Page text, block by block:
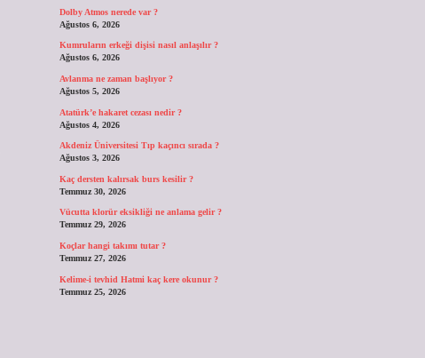
Dolby Atmos nerede var ?
Ağustos 6, 2026
Kumruların erkeği dişisi nasıl anlaşılır ?
Ağustos 6, 2026
Avlanma ne zaman başlıyor ?
Ağustos 5, 2026
Atatürk’e hakaret cezası nedir ?
Ağustos 4, 2026
Akdeniz Üniversitesi Tıp kaçıncı sırada ?
Ağustos 3, 2026
Kaç dersten kalırsak burs kesilir ?
Temmuz 30, 2026
Vücutta klorür eksikliği ne anlama gelir ?
Temmuz 29, 2026
Koçlar hangi takımı tutar ?
Temmuz 27, 2026
Kelime-i tevhid Hatmi kaç kere okunur ?
Temmuz 25, 2026